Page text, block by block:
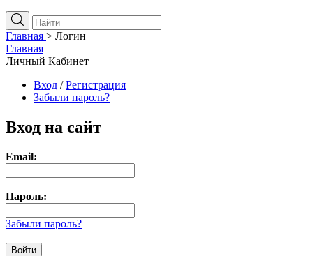
Главная > Логин
Главная
Личный Кабинет
Вход /Регистрация
Забыли пароль?
Вход на сайт
Email:
Пароль:
Забыли пароль?